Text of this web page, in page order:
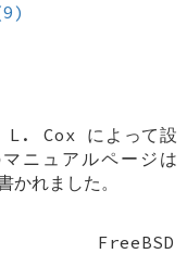
L. Cox によって設
ニュアルページは
かれました。
FreeBSD